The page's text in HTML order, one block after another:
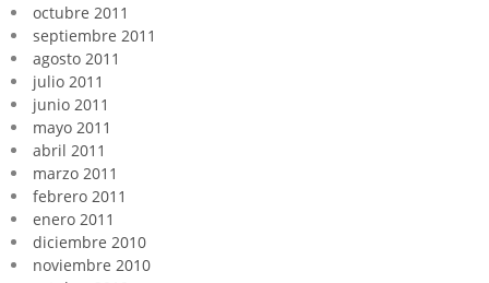
octubre 2011
septiembre 2011
agosto 2011
julio 2011
junio 2011
mayo 2011
abril 2011
marzo 2011
febrero 2011
enero 2011
diciembre 2010
noviembre 2010